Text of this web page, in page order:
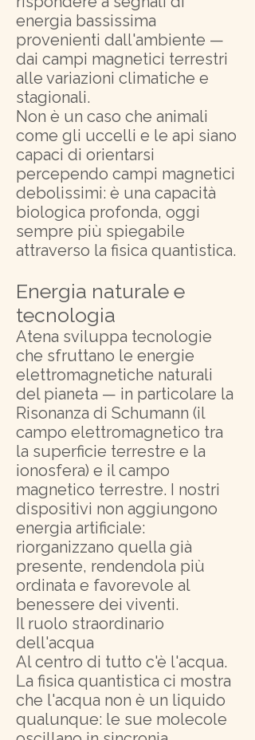
energia bassissima
provenienti dall'ambiente —
dai campi magnetici terrestri
alle variazioni climatiche e
stagionali.
Non è un caso che animali
come gli uccelli e le api siano
capaci di orientarsi
percependo campi magnetici
debolissimi: è una capacità
biologica profonda, oggi
sempre più spiegabile
attraverso la fisica quantistica.
Energia naturale e
tecnologia
Atena sviluppa tecnologie
che sfruttano le energie
elettromagnetiche naturali
del pianeta — in particolare la
Risonanza di Schumann (il
campo elettromagnetico tra
la superficie terrestre e la
ionosfera) e il campo
magnetico terrestre. I nostri
dispositivi non aggiungono
energia artificiale:
riorganizzano quella già
presente, rendendola più
ordinata e favorevole al
benessere dei viventi.
Il ruolo straordinario
dell'acqua
Al centro di tutto c'è l'acqua.
La fisica quantistica ci mostra
che l'acqua non è un liquido
qualunque: le sue molecole